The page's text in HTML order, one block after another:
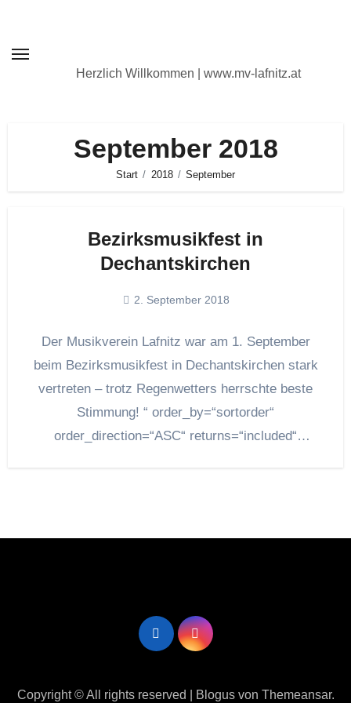
springen
Herzlich Willkommen | www.mv-lafnitz.at
September 2018
Start 2018 September
Bezirksmusikfest in
Dechantskirchen
2. September 2018
Der Musikverein Lafnitz war am 1. September
beim Bezirksmusikfest in Dechantskirchen stark
vertreten – trotz Regenwetters herrschte beste
Stimmung! “ order_by=“sortorder“
order_direction=“ASC“ returns=“included“
Copyright © All rights reserved Blogusvon Themeansar.